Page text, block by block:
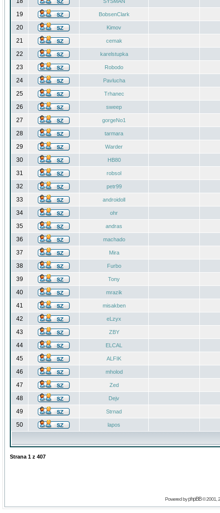
19 BobsenClark
20 Kimov
21 cemak
22 karelstupka
23 Robodo
24 Pavlucha
25 Trhanec
26 sweep
27 gorgeNo1
28 tarmara
29 Warder
30 HB80
31 robsol
32 petr99
33 androidoll
34 ohr
35 andras
36 machado
37 Mira
38 Furbo
39 Tony
40 mrazik
41 misakben
42 eLzyx
43 ZBY
44 ELCAL
45 ALFIK
46 mholod
47 Zed
48 Dejv
49 Strnad
50 lapos
Strana 1 z 407
Powered byphpBB© 2001,